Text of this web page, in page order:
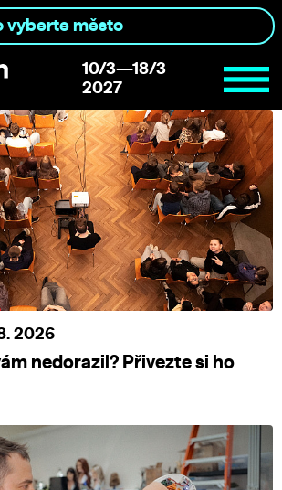
10/3—18/3
2027
2026
nedorazil? Přivezte si ho